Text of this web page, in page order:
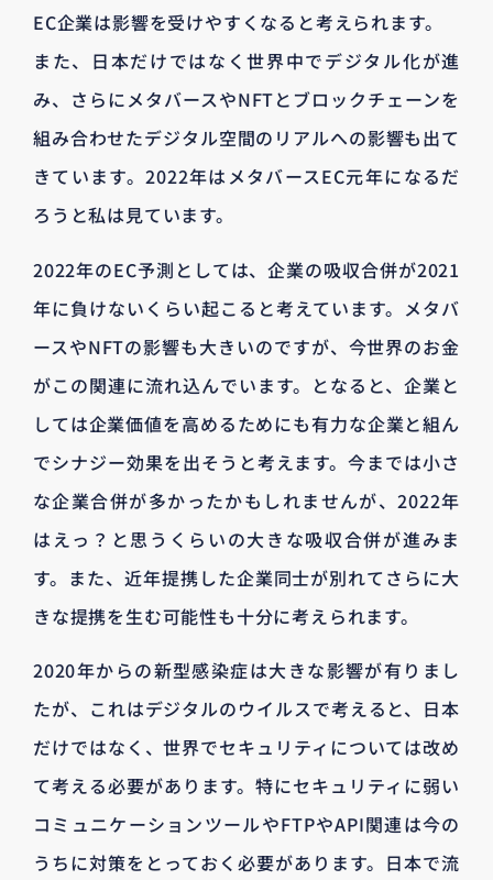
EC企業は影響を受けやすくなると考えられます。
また、日本だけではなく世界中でデジタル化が進
み、さらにメタバースやNFTとブロックチェーンを
組み合わせたデジタル空間のリアルへの影響も出て
きています。2022年はメタバースEC元年になるだ
ろうと私は見ています。
2022年のEC予測としては、企業の吸収合併が2021
年に負けないくらい起こると考えています。メタバ
ースやNFTの影響も大きいのですが、今世界のお金
がこの関連に流れ込んでいます。となると、企業と
しては企業価値を高めるためにも有力な企業と組ん
でシナジー効果を出そうと考えます。今までは小さ
な企業合併が多かったかもしれませんが、2022年
はえっ？と思うくらいの大きな吸収合併が進みま
す。また、近年提携した企業同士が別れてさらに大
きな提携を生む可能性も十分に考えられます。
2020年からの新型感染症は大きな影響が有りまし
たが、これはデジタルのウイルスで考えると、日本
だけではなく、世界でセキュリティについては改め
て考える必要があります。特にセキュリティに弱い
コミュニケーションツールやFTPやAPI関連は今の
うちに対策をとっておく必要があります。日本で流